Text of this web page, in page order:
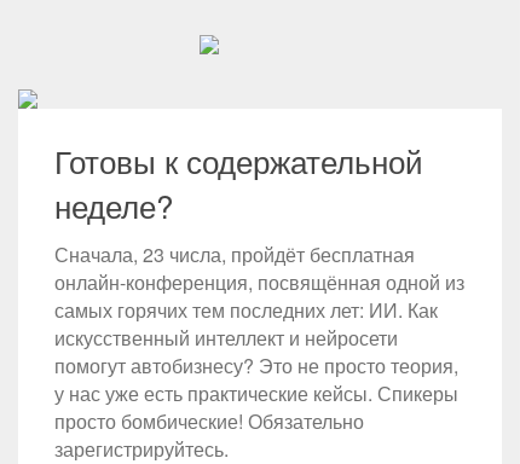
Готовы к содержательной
неделе?
Сначала, 23 числа, пройдёт бесплатная
онлайн-конференция, посвящённая одной из
самых горячих тем последних лет: ИИ. Как
искусственный интеллект и нейросети
помогут автобизнесу? Это не просто теория,
у нас уже есть практические кейсы. Спикеры
просто бомбические! Обязательно
зарегистрируйтесь.